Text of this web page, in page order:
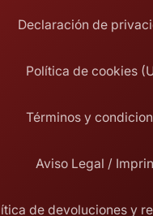
Declaración de
Política de cookies
Términos y
Aviso Legal /
de devoluciones y